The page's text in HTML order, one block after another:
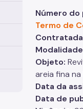
Número
Termo de
Objeto:
areia fina
Data da
Data de